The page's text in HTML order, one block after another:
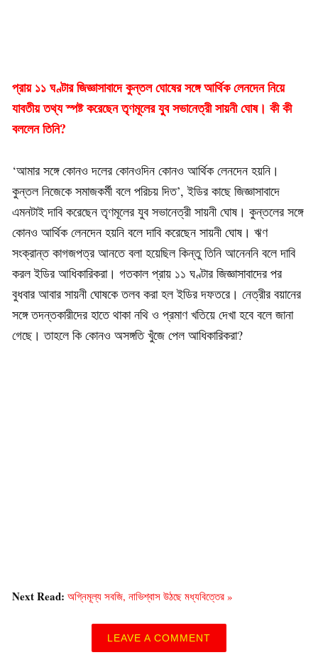
প্রায় ১১ ঘণ্টার জিজ্ঞাসাবাদে কুন্তল ঘোষের সঙ্গে আর্থিক লেনদেন নিয়ে
যাবতীয় তথ্য স্পষ্ট করেছেন তৃণমূলের যুব সভানেত্রী সায়নী ঘোষ। কী কী
বললেন তিনি?
‘আমার সঙ্গে কোনও দলের কোনওদিন কোনও আর্থিক লেনদেন হয়নি।
কুন্তল নিজেকে সমাজকর্মী বলে পরিচয় দিত’, ইডির কাছে জিজ্ঞাসাবাদে
এমনটাই দাবি করেছেন তৃণমূলের যুব সভানেত্রী সায়নী ঘোষ। কুন্তলের সঙ্গে
কোনও আর্থিক লেনদেন হয়নি বলে দাবি করেছেন সায়নী ঘোষ। ঋণ
সংক্রান্ত কাগজপত্র আনতে বলা হয়েছিল কিন্তু তিনি আনেননি বলে দাবি
করল ইডির আধিকারিকরা। গতকাল প্রায় ১১ ঘণ্টার জিজ্ঞাসাবাদের পর
বুধবার আবার সায়নী ঘোষকে তলব করা হল ইডির দফতরে। নেত্রীর বয়ানের
সঙ্গে তদন্তকারীদের হাতে থাকা নথি ও প্রমাণ খতিয়ে দেখা হবে বলে জানা
গেছে। তাহলে কি কোনও অসঙ্গতি খুঁজে পেল আধিকারিকরা?
Next Read: অগ্নিমূল্য সবজি, নাভিশ্বাস উঠছে মধ্যবিত্তের »
LEAVE A COMMENT